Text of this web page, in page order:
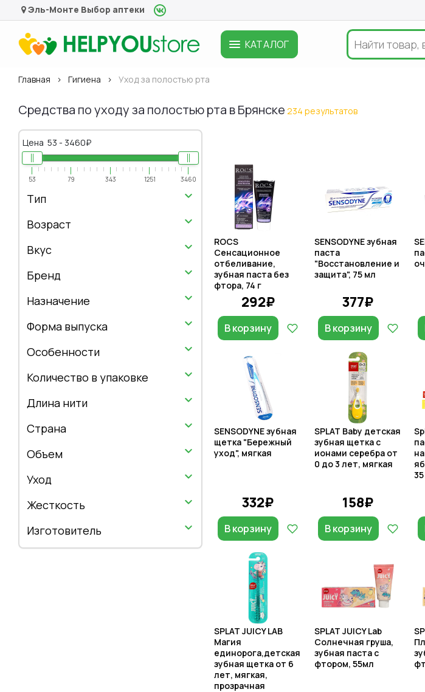
Эль-Монте Выбор аптеки
КАТАЛОГ
Главная Гигиена Уход за полостью рта
Средства по уходу за полостью рта в Брянске 234 результатов
ROCS
Сенсационное
отбеливание,
зубная паста без
фтора, 74 г
292₽
В корзину
SENSODYNE зубная
паста
"Восстановление и
защита", 75 мл
377₽
В корзину
SENSODYNE зубная
щетка "Бережный
уход", мягкая
332₽
В корзину
SPLAT Baby детская
зубная щетка с
ионами серебра от
0 до 3 лет, мягкая
158₽
В корзину
SPLAT JUICY LAB
Магия
единорога,детская
зубная щетка от 6
лет, мягкая,
прозрачная
SPLAT JUICY Lab
Солнечная груша,
зубная паста с
фтором, 55мл
Цена 53 - 3460₽
53 79 343 1251 3460
Тип
Возраст
Вкус
Бренд
Назначение
Форма выпуска
Особенности
Количество в упаковке
Длина нити
Страна
Объем
Уход
Жесткость
Изготовитель